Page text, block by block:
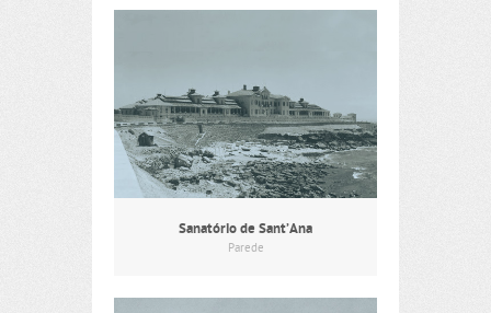
Sanatório de Sant’Ana
Parede